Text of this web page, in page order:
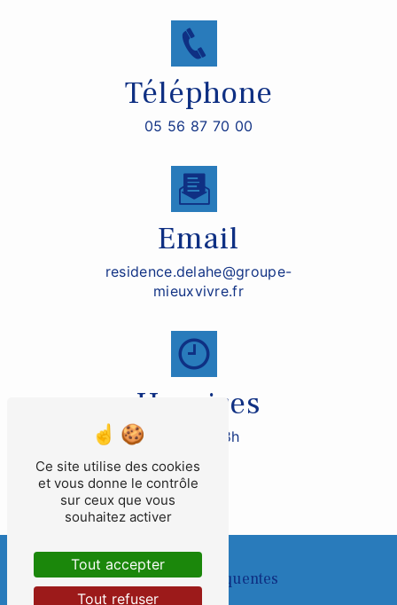
Téléphone
05 56 87 70 00
Email
residence.delahe@groupe-
mieuxvivre.fr
Horaires
De 9h à 18h
Recherches fréquentes
Ce site utilise des cookies
et vous donne le contrôle
sur ceux que vous
souhaitez activer
Tout accepter
Tout refuser